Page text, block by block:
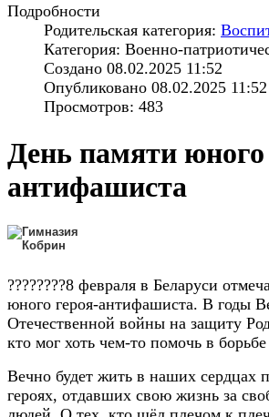
Подробности
Родительская категория:
Категория: Военно-
Создано 08.02.2025 11:52
Опубликовано 08.02.2025 11:52
Просмотров: 483
День памяти юного
антифашиста
????????8 февраля в Беларуси
юного героя-антифашиста. В годы
Отечественной войны на защиту
кто мог хоть чем-то помочь в
Вечно будет жить в наших сердцах
героях, отдавших свою жизнь за